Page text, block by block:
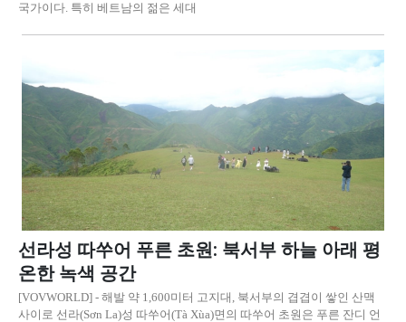
국가이다. 특히 베트남의 젊은 세대
선라성 따쑤어 푸른 초원: 북서부 하늘 아래 평
온한 녹색 공간
[VOVWORLD] - 해발 약 1,600미터 고지대, 북서부의 겹겹이 쌓인 산맥
사이로 선라(Sơn La)성 따쑤어(Tà Xùa)면의 따쑤어 초원은 푸른 잔디 언